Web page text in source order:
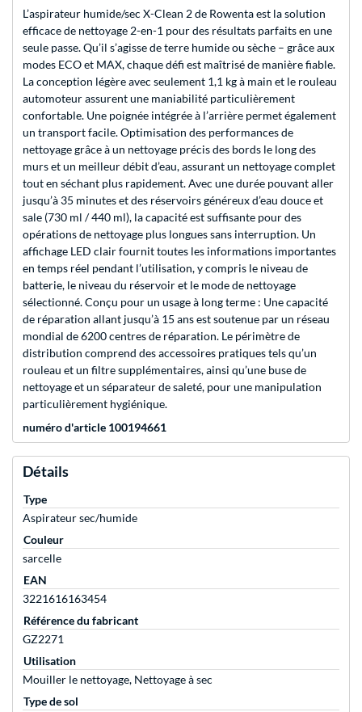
L’aspirateur humide/sec X-Clean 2 de Rowenta est la solution
efficace de nettoyage 2-en-1 pour des résultats parfaits en une
seule passe. Qu’il s’agisse de terre humide ou sèche – grâce aux
modes ECO et MAX, chaque défi est maîtrisé de manière fiable.
La conception légère avec seulement 1,1 kg à main et le rouleau
automoteur assurent une maniabilité particulièrement
confortable. Une poignée intégrée à l’arrière permet également
un transport facile. Optimisation des performances de
nettoyage grâce à un nettoyage précis des bords le long des
murs et un meilleur débit d’eau, assurant un nettoyage complet
tout en séchant plus rapidement. Avec une durée pouvant aller
jusqu’à 35 minutes et des réservoirs généreux d’eau douce et
sale (730 ml / 440 ml), la capacité est suffisante pour des
opérations de nettoyage plus longues sans interruption. Un
affichage LED clair fournit toutes les informations importantes
en temps réel pendant l’utilisation, y compris le niveau de
batterie, le niveau du réservoir et le mode de nettoyage
sélectionné. Conçu pour un usage à long terme : Une capacité
de réparation allant jusqu’à 15 ans est soutenue par un réseau
mondial de 6200 centres de réparation. Le périmètre de
distribution comprend des accessoires pratiques tels qu’un
rouleau et un filtre supplémentaires, ainsi qu’une buse de
nettoyage et un séparateur de saleté, pour une manipulation
particulièrement hygiénique.
numéro d'article 100194661
Détails
Type
Aspirateur sec/humide
Couleur
sarcelle
EAN
3221616163454
Référence du fabricant
GZ2271
Utilisation
Mouiller le nettoyage, Nettoyage à sec
Type de sol